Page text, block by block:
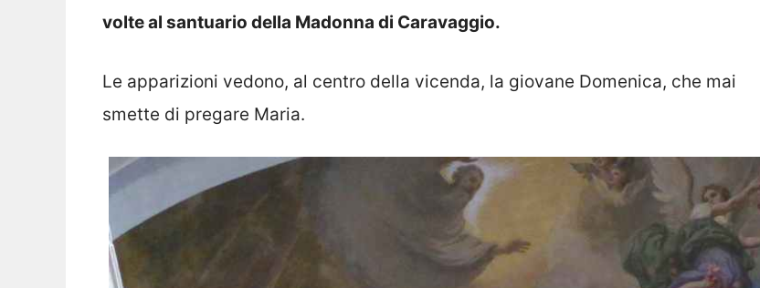
volte al santuario della Madonna di Caravaggio.
Le apparizioni vedono, al centro della vicenda, la giovane Domenica, che mai
smette di pregare Maria.